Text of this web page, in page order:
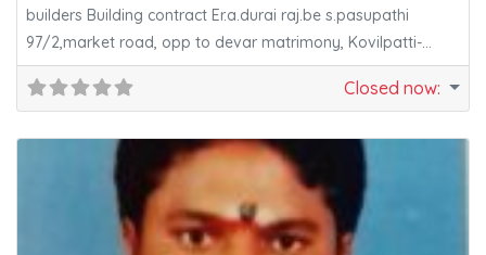
builders Building contract Er.a.durai raj.be s.pasupathi
97/2,market road, opp to devar matrimony, Kovilpatti-
628501
Closed now: